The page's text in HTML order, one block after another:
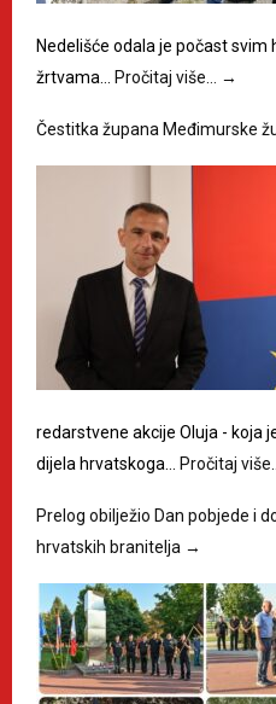
Nedelišće odala je počast
žrtvama…
Pročitaj više… →
Čestitka župana Međimurske
redarstvene akcije Oluja - koja
dijela hrvatskoga…
Pročitaj više…
Prelog obilježio Dan pobjede i
hrvatskih branitelja →